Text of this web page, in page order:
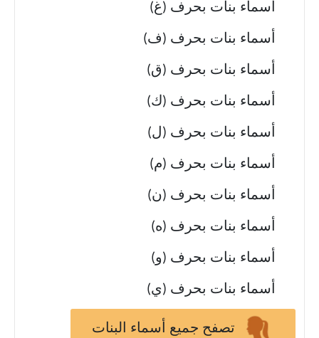
أسماء بنات بحرف (غ)
أسماء بنات بحرف (ف)
أسماء بنات بحرف (ق)
أسماء بنات بحرف (ك)
أسماء بنات بحرف (ل)
أسماء بنات بحرف (م)
أسماء بنات بحرف (ن)
أسماء بنات بحرف (ه)
أسماء بنات بحرف (و)
أسماء بنات بحرف (ي)
تصفح جميع أسماء البنات